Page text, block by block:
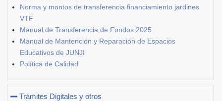
Norma y montos de transferencia financiamiento jardines
VTF
Manual de Transferencia de Fondos 2025
Manual de Mantención y Reparación de Espacios
Educativos de JUNJI
Política de Calidad
Trámites Digitales y otros